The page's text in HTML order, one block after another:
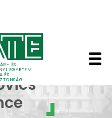
ÉS
EGYETEM
ÉS
B -